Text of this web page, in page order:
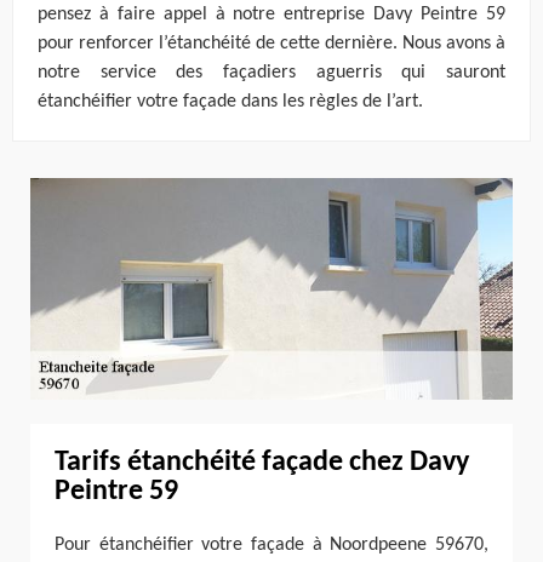
pensez à faire appel à notre entreprise Davy Peintre 59
pour renforcer l’étanchéité de cette dernière. Nous avons à
notre service des façadiers aguerris qui sauront
étanchéifier votre façade dans les règles de l’art.
Tarifs étanchéité façade chez Davy
Peintre 59
Pour étanchéifier votre façade à Noordpeene 59670,